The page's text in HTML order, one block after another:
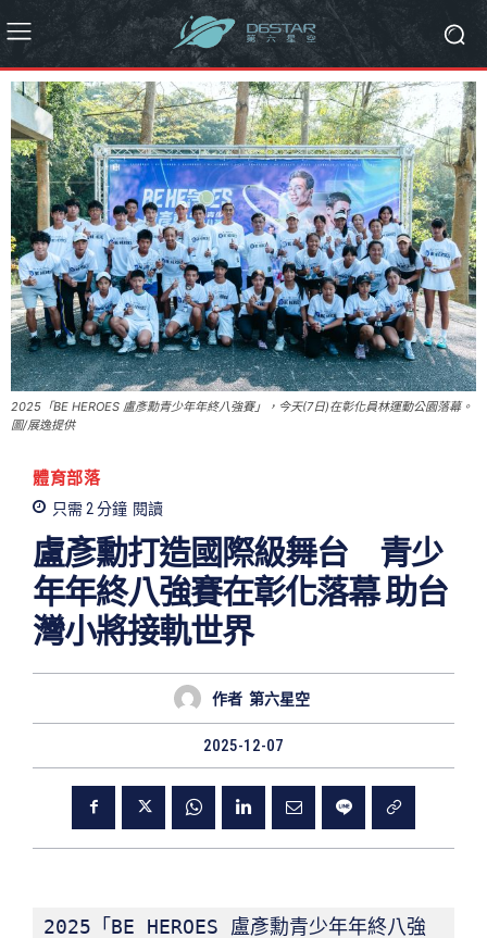
2025「BE HEROES 盧彥勳青少年年終八強賽」，今天(7日)在彰化員林運動公園落幕。
圖/展逸提供
體育部落
只需 2分鐘 閱讀
盧彥勳打造國際級舞台 青少
年年終八強賽在彰化落幕 助台
灣小將接軌世界
作者 第六星空
2025-12-07
2025「BE HEROES 盧彥勳青少年年終八強